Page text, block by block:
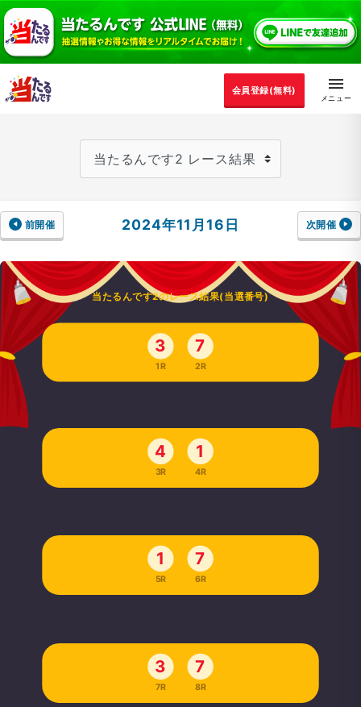
会員登録(無料)
前開催 2024年11月16日 次開催
当たるんです2のレース結果(当選番号)
3
1R
7
2R
4
3R
1
4R
1
5R
7
6R
3
7R
7
8R